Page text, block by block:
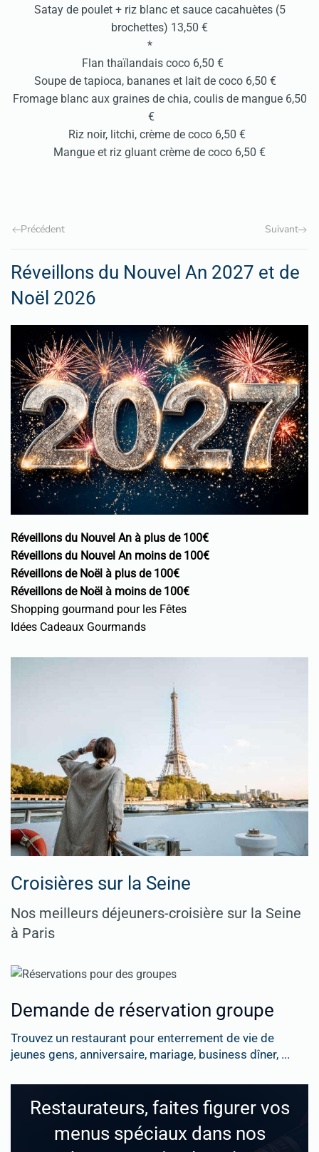
Satay de poulet + riz blanc et sauce cacahuètes (5
brochettes) 13,50 €
*
Flan thaïlandais coco 6,50 €
Soupe de tapioca, bananes et lait de coco 6,50 €
Fromage blanc aux graines de chia, coulis de mangue 6,50
€
Riz noir, litchi, crème de coco 6,50 €
Mangue et riz gluant crème de coco 6,50 €
Précédent Suivant
Réveillons du Nouvel An 2027 et de
Noël 2026
Réveillons du Nouvel An à plus de 100€
Réveillons du Nouvel An moins de 100€
Réveillons de Noël à plus de 100€
Réveillons de Noël à moins de 100€
Shopping gourmand pour les Fêtes
Idées Cadeaux Gourmands
Croisières sur la Seine
Nos meilleurs déjeuners-croisière sur la Seine
à Paris
Demande de réservation groupe
Trouvez un restaurant pour enterrement de vie de
jeunes gens, anniversaire, mariage, business dîner, ...
Restaurateurs, faites figurer vos
menus spéciaux dans nos